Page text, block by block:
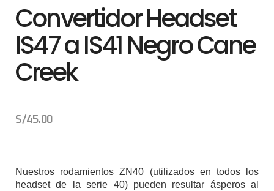
Convertidor Headset
IS47 a IS41 Negro Cane
Creek
S/45.00
Nuestros rodamientos ZN40 (utilizados en todos los
headset de la serie 40) pueden resultar ásperos al